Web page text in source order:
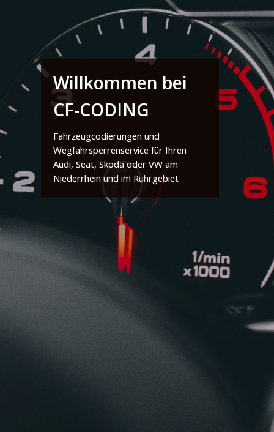
Willkommen bei
CF-CODING
Fahrzeugcodierungen und
Wegfahrsperrenservice für Ihren
Audi, Seat, Skoda oder VW am
Niederrhein und im Ruhrgebiet